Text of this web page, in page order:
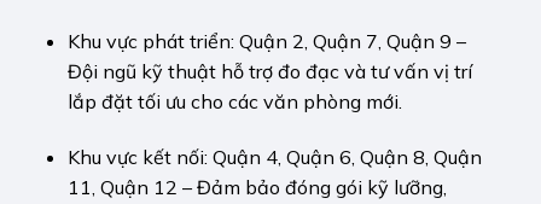
Khu vực phát triển: Quận 2, Quận 7, Quận 9 –
Đội ngũ kỹ thuật hỗ trợ đo đạc và tư vấn vị trí
lắp đặt tối ưu cho các văn phòng mới.
Khu vực kết nối: Quận 4, Quận 6, Quận 8, Quận
11, Quận 12 – Đảm bảo đóng gói kỹ lưỡng,